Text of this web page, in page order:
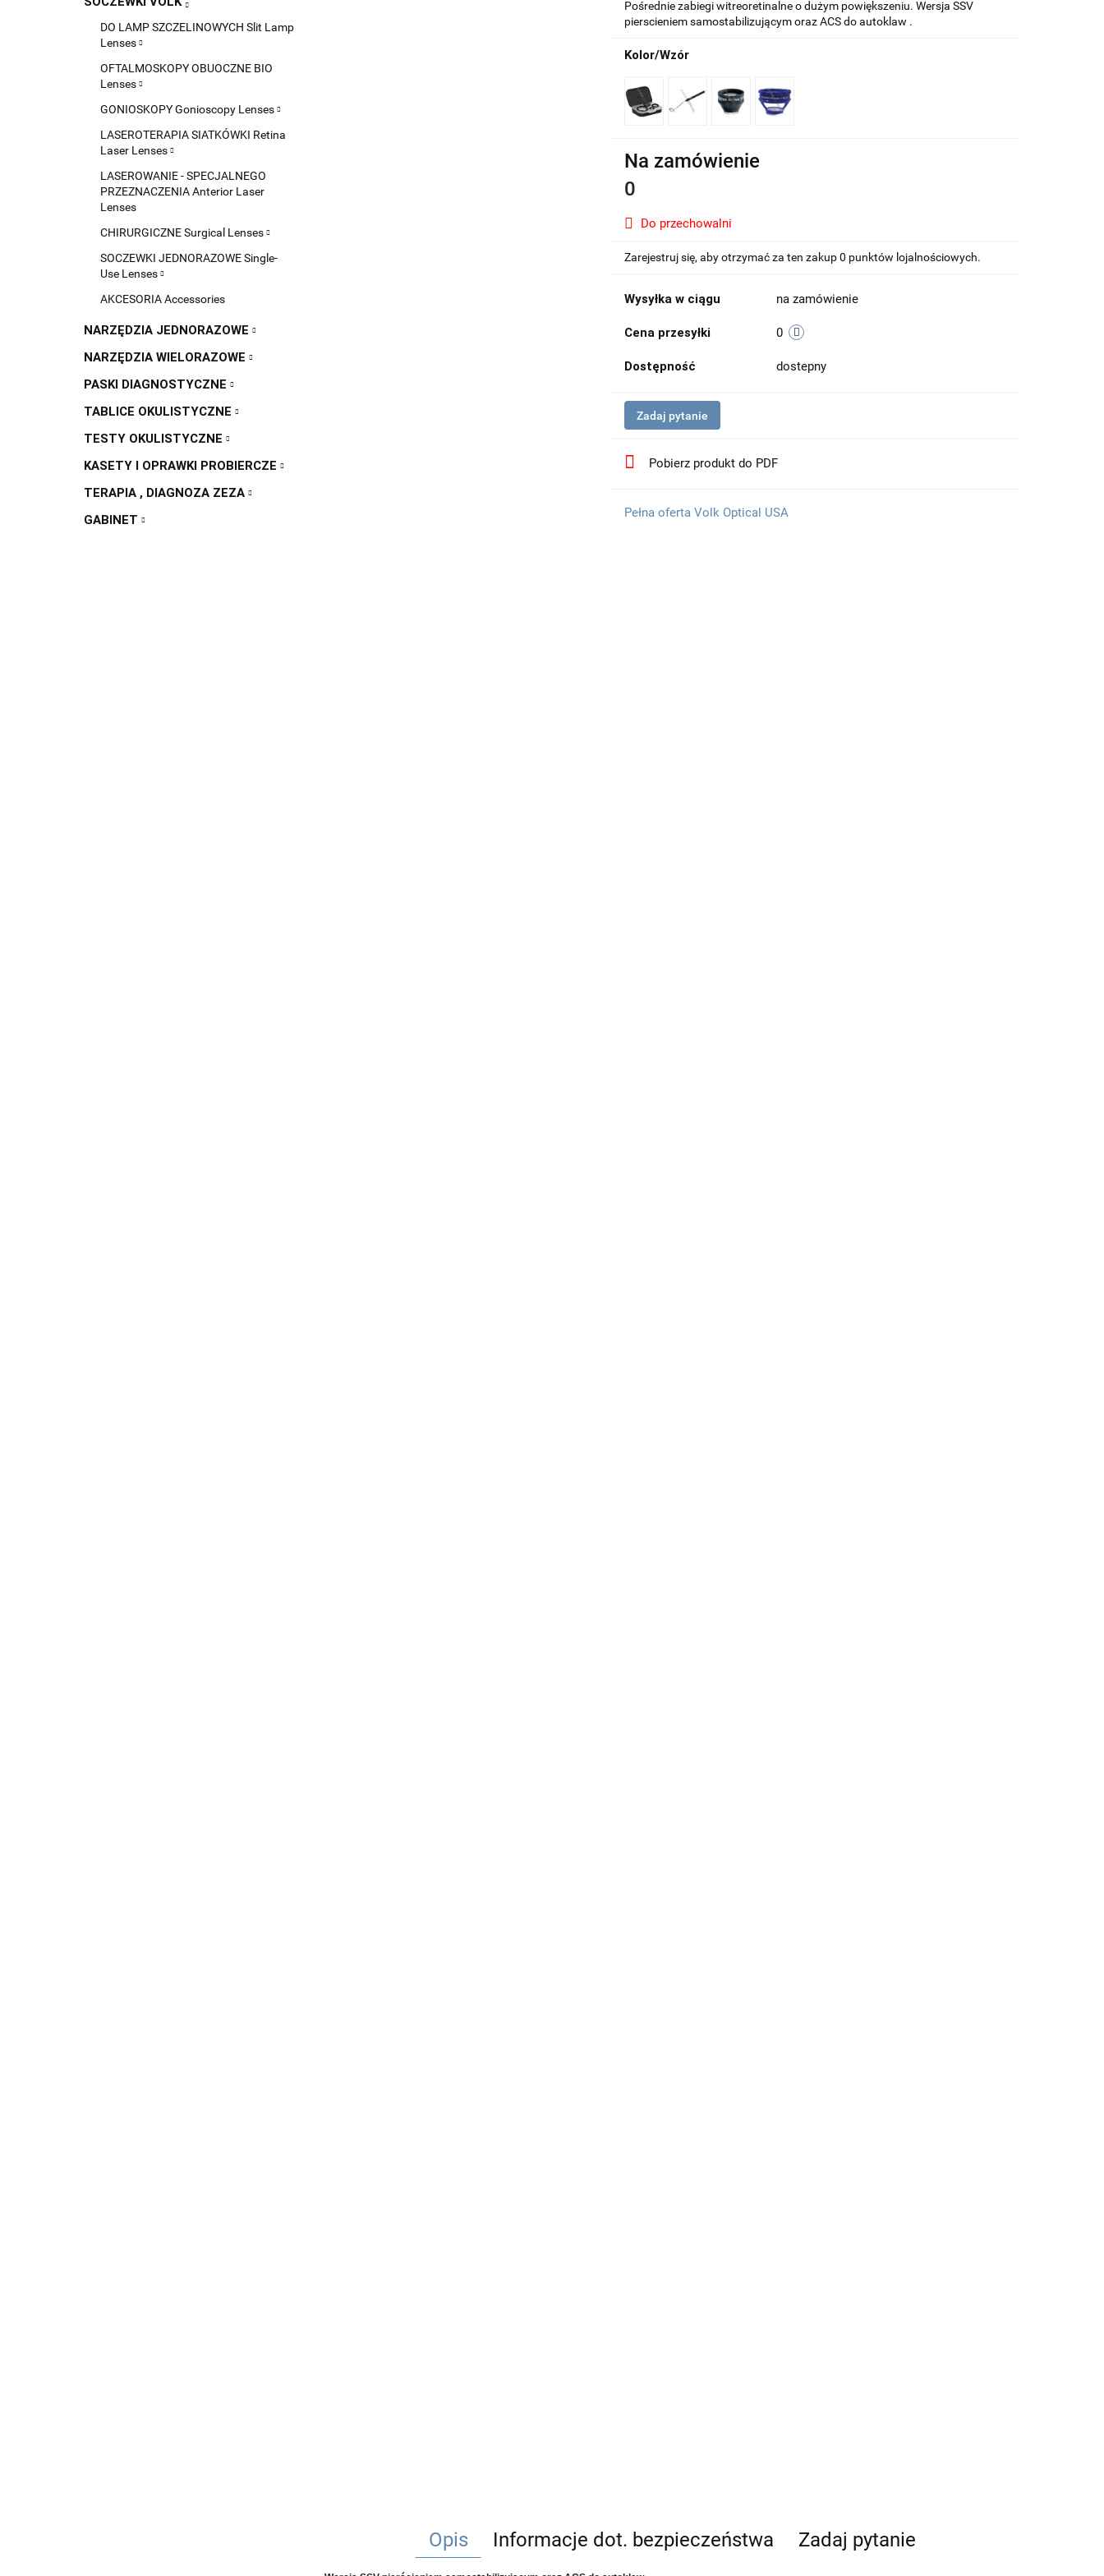
DO LAMP SZCZELINOWYCH Slit Lamp
Lenses
OFTALMOSKOPY OBUOCZNE BIO
Lenses
GONIOSKOPY Gonioscopy Lenses
LASEROTERAPIA SIATKÓWKI Retina
Laser Lenses
LASEROWANIE - SPECJALNEGO
PRZEZNACZENIA Anterior Laser
Lenses
CHIRURGICZNE Surgical Lenses
SOCZEWKI JEDNORAZOWE Single-
Use Lenses
AKCESORIA Accessories
NARZĘDZIA JEDNORAZOWE
NARZĘDZIA WIELORAZOWE
PASKI DIAGNOSTYCZNE
TABLICE OKULISTYCZNE
TESTY OKULISTYCZNE
KASETY I OPRAWKI PROBIERCZE
TERAPIA , DIAGNOZA ZEZA
GABINET
Pośrednie zabiegi witreoretinalne o dużym powiększeniu. Wersja SSV
pierscieniem samostabilizującym oraz ACS do autoklaw .
Kolor/Wzór
Na zamówienie
0
Do przechowalni
Zarejestruj się, aby otrzymać za ten zakup 0 punktów lojalnościowych.
Wysyłka w ciągu na zamówienie
Cena przesyłki 0
Dostępność dostepny
Zadaj pytanie
Pobierz produkt do PDF
Pełna oferta Volk Optical USA
Opis Informacje dot. bezpieczeństwa Zadaj pytanie